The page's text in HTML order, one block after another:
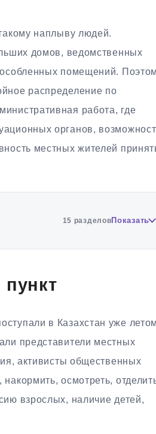
наплыву людей.
домов, ведомственных
помещений.
распределение по
работа, где
органов,
местных жителей
15 разделовПоказать
в Казахстан уже летом
представители местных
активисты общественных
осмотреть,
взрослых, наличие детей,